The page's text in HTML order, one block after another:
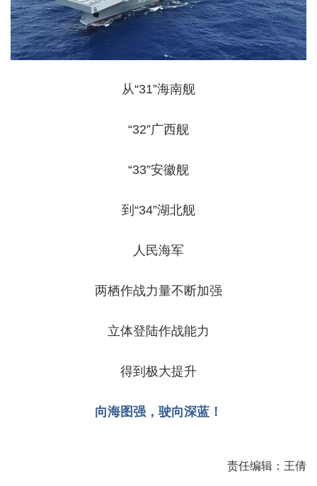
从“31”海南舰
“32”广西舰
“33”安徽舰
到“34”湖北舰
人民海军
两栖作战力量不断加强
立体登陆作战能力
得到极大提升
向海图强，驶向深蓝！
责任编辑：王倩